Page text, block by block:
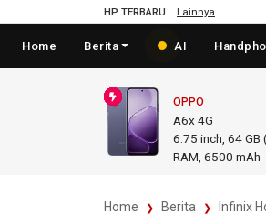
HP TERBARU Lainnya
Home Berita AI
OPPO
A6x 4G
6.75 inch, 64 GB
RAM 6500 mAh
Home Berita Infinix